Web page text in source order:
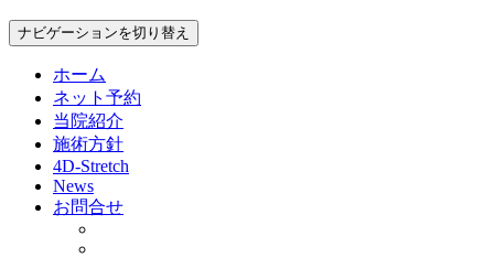
ナビゲーションを切り替え
ホーム
ネット予約
当院紹介
施術方針
4D-Stretch
News
お問合せ